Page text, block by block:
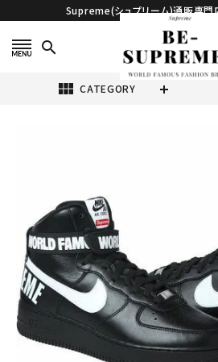
Supreme(シュプリーム)通販専
search
view_module CATEGORY
Supreme ×
Nike シュプリー
ム 14FW Air
Force 1 High
¥159,800